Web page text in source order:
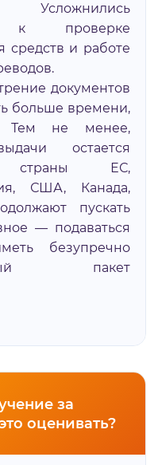
к проверке
средств и работе
документов
больше времени,
Тем не менее,
остается
страны ЕС,
США, Канада,
пускать
— подаваться
безупречно
пакет
за
оценивать?